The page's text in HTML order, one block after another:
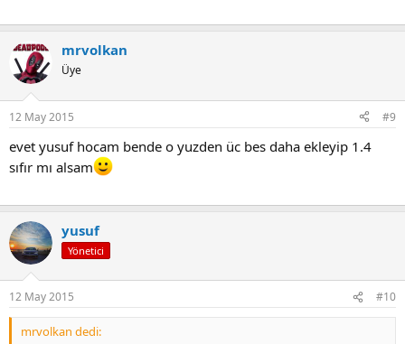
mrvolkan
Üye
12 May 2015 #9
evet yusuf hocam bende o yuzden üc bes daha ekleyip 1.4
sıfır mı alsam
yusuf
Yönetici
12 May 2015 #10
mrvolkan dedi: